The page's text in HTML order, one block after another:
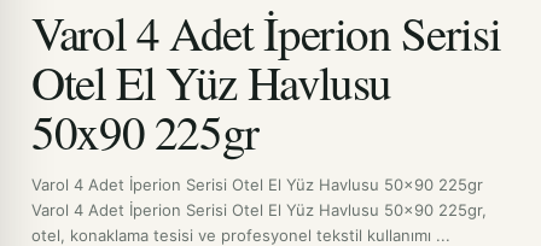
Varol 4 Adet İperion Serisi
Otel El Yüz Havlusu
50x90 225gr
Varol 4 Adet İperion Serisi Otel El Yüz Havlusu 50x90 225gr
Varol 4 Adet İperion Serisi Otel El Yüz Havlusu 50x90 225gr,
otel, konaklama tesisi ve profesyonel tekstil kullanımı ...